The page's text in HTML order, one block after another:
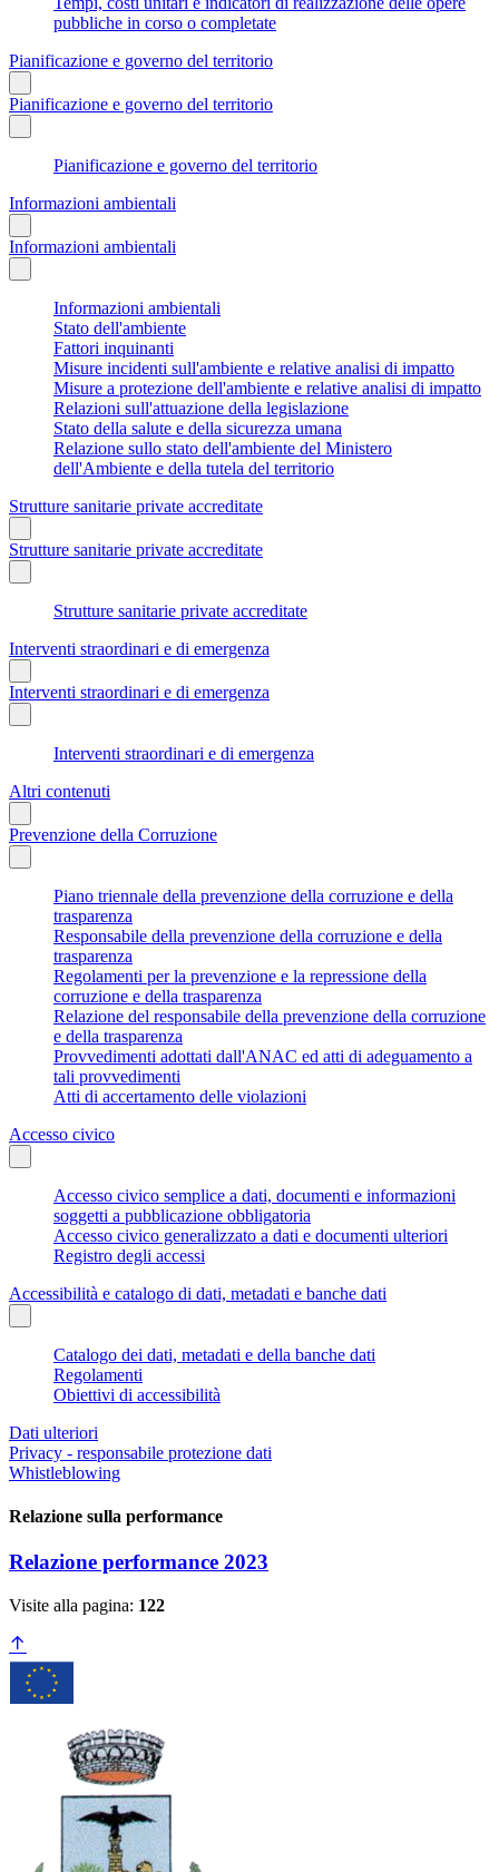
pubbliche in corso o completate
Pianificazione e governo del territorio
Pianificazione e governo del territorio
Pianificazione e governo del territorio
Informazioni ambientali
Informazioni ambientali
Informazioni ambientali
Stato dell'ambiente
Fattori inquinanti
Misure incidenti sull'ambiente e relative analisi di impatto
Misure a protezione dell'ambiente e relative analisi di impatto
Relazioni sull'attuazione della legislazione
Stato della salute e della sicurezza umana
Relazione sullo stato dell'ambiente del Ministero
dell'Ambiente e della tutela del territorio
Strutture sanitarie private accreditate
Strutture sanitarie private accreditate
Strutture sanitarie private accreditate
Interventi straordinari e di emergenza
Interventi straordinari e di emergenza
Interventi straordinari e di emergenza
Altri contenuti
Prevenzione della Corruzione
Piano triennale della prevenzione della corruzione e della
trasparenza
Responsabile della prevenzione della corruzione e della
trasparenza
Regolamenti per la prevenzione e la repressione della
corruzione e della trasparenza
Relazione del responsabile della prevenzione della corruzione
e della trasparenza
Provvedimenti adottati dall'ANAC ed atti di adeguamento a
tali provvedimenti
Atti di accertamento delle violazioni
Accesso civico
Accesso civico semplice a dati, documenti e informazioni
soggetti a pubblicazione obbligatoria
Accesso civico generalizzato a dati e documenti ulteriori
Registro degli accessi
Accessibilità e catalogo di dati, metadati e banche dati
Catalogo dei dati, metadati e della banche dati
Regolamenti
Obiettivi di accessibilità
Dati ulteriori
Privacy - responsabile protezione dati
Whistleblowing
Relazione sulla performance
Relazione performance 2023
Visite alla pagina: 122